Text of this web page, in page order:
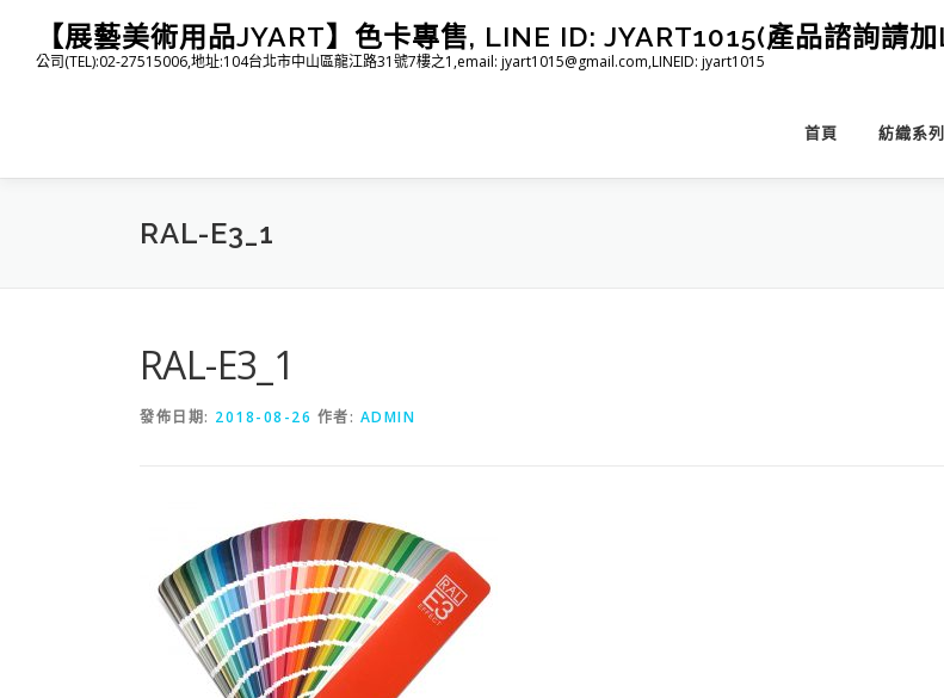
【展藝美術用品JYART】色卡專售, LINE ID: JYART1015(產品諮詢請
公司(TEL):02-27515006,地址:104台北市中山區龍江路31號7樓之1,email: jyart1015@gmail.com,LINEID: jyart1015
首頁 紡織系列
RAL-E3_1
RAL-E3_1
發佈日期: 2018-08-26 作者: ADMIN